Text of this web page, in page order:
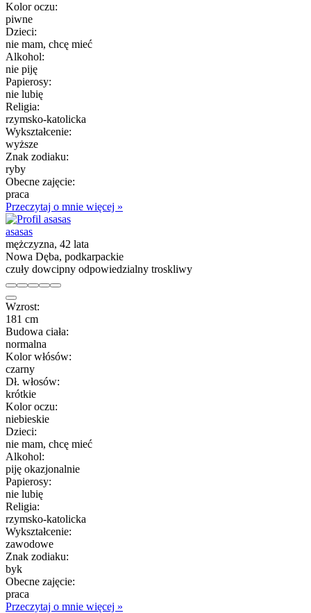
Kolor oczu:
piwne
Dzieci:
nie mam, chcę mieć
Alkohol:
nie piję
Papierosy:
nie lubię
Religia:
rzymsko-katolicka
Wykształcenie:
wyższe
Znak zodiaku:
ryby
Obecne zajęcie:
praca
Przeczytaj o mnie więcej »
asasas
mężczyzna, 42 lata
Nowa Dęba, podkarpackie
czuły dowcipny odpowiedzialny troskliwy
Wzrost:
181 cm
Budowa ciała:
normalna
Kolor włósów:
czarny
Dł. włosów:
krótkie
Kolor oczu:
niebieskie
Dzieci:
nie mam, chcę mieć
Alkohol:
piję okazjonalnie
Papierosy:
nie lubię
Religia:
rzymsko-katolicka
Wykształcenie:
zawodowe
Znak zodiaku:
byk
Obecne zajęcie:
praca
Przeczytaj o mnie więcej »